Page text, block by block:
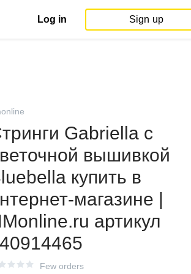
Log in Sign up
Gabriella с
вышивкой
купить в
магазине |
артикул
Few orders